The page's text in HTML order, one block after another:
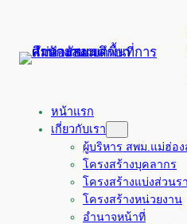
หน้าแรก
เกี่ยวกับเรา
ผู้บริหาร สพม.แม่ฮ่อ
โครงสร้างบุคลากร
โครงสร้างแบ่งส่วนร
โครงสร้างหน่วยงาน
อำนาจหน้าที่